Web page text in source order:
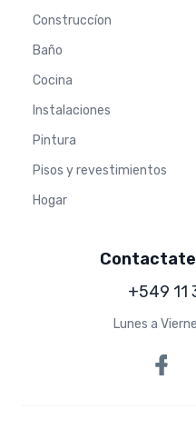
Construccíon
Baño
Cocina
Instalaciones
Pintura
Pisos y revestimientos
Hogar
+549
Lunes a